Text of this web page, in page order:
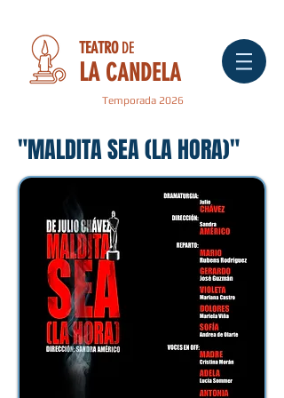
TEATRO DE
LA CANDELA
Temporada 2026
"MALDITA SEA (LA HORA)"